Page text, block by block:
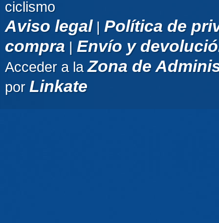
ciclismo
Aviso legal| Política de
compra | Envío y
Acceder a laZona de
por Linkate